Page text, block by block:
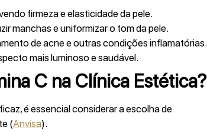
firmeza e elasticidade da pele.
manchas e uniformizar o tom da pele.
de acne e outras condições inflamatórias.
mais luminoso e saudável.
C na Clínica Estética?
é essencial considerar a escolha de
(Anvisa).